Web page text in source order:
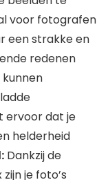
voor fotografen
een strakke en
redenen
kunnen
ervoor dat je
helderheid
Dankzij de
je foto’s